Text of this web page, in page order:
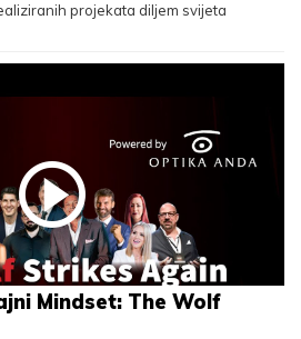
projekata diljem svijeta
Mindset: The Wolf